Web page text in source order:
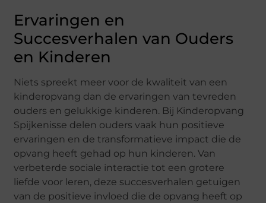
Ervaringen en
Succesverhalen van Ouders
en Kinderen
Niets spreekt meer voor de kwaliteit van een
kinderopvang dan de ervaringen van tevreden
ouders en gelukkige kinderen. Bij Kinderopvang
Spijkenisse delen ouders vaak hun positieve
ervaringen en de transformatieve impact die de
opvang heeft gehad op hun kinderen. Van
verbeterde sociale interactie tot een grotere
liefde voor leren, deze succesverhalen getuigen
van de positieve invloed die de opvang heeft op